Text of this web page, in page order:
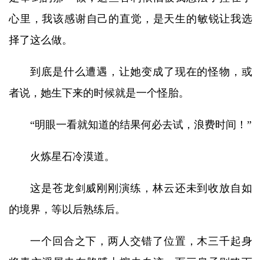
心里，我该感谢自己的直觉，是天生的敏锐让我选
择了这么做。
到底是什么遭遇，让她变成了现在的怪物，或
者说，她生下来的时候就是一个怪胎。
“明眼一看就知道的结果何必去试，浪费时间！”
火炼星石冷漠道。
这是苍龙剑威刚刚演练，林云还未到收放自如
的境界，等以后熟练后。
一个回合之下，两人交错了位置，木三千起身